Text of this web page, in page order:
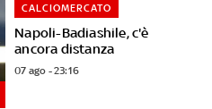
Napoli-Badiashile, c'è
ancora distanza
CALCIOMERCATO
07 ago - 23:16